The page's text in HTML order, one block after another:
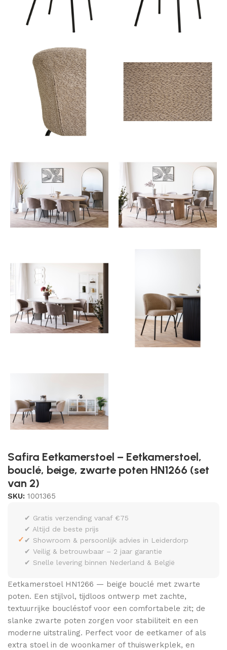
Safira Eetkamerstoel – Eetkamerstoel,
bouclé, beige, zwarte poten HN1266 (set
van 2)
SKU: 1001365
✓
✔ Gratis verzending vanaf €75
✔ Altijd de beste prijs
✔ Showroom & persoonlijk advies in Leiderdorp
✔ Veilig & betrouwbaar – 2 jaar garantie
✔ Snelle levering binnen Nederland & België
Eetkamerstoel HN1266 — beige bouclé met zwarte
poten. Een stijlvol, tijdloos ontwerp met zachte,
textuurrijke boucléstof voor een comfortabele zit; de
slanke zwarte poten zorgen voor stabiliteit en een
moderne uitstraling. Perfect voor de eetkamer of als
extra stoel in de woonkamer of thuiswerkplek, en